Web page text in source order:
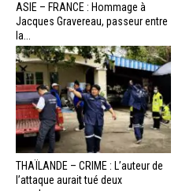
ASIE – FRANCE : Hommage à
Jacques Gravereau, passeur entre
la...
THAÏLANDE – CRIME : L’auteur de
l’attaque aurait tué deux